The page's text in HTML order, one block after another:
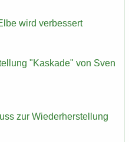
wird ver­bes­sert
"Kas­ka­de" von Sven
zur Wie­der­her­stel­lung